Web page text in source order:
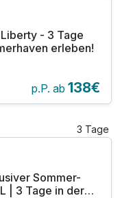
- 3 Tage
erleben!
p.P. ab 138€
3 Tage
Sommer-
| 3 Tage in der